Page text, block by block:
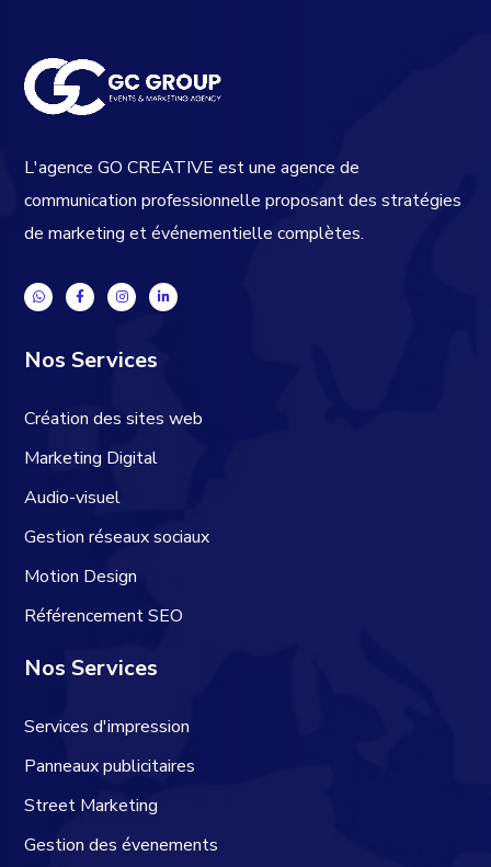
L'agence GO CREATIVE est une agence de
communication professionnelle proposant des stratégies
de marketing et événementielle complètes.
Nos Services
Création des sites web
Marketing Digital
Audio-visuel
Gestion réseaux sociaux
Motion Design
Référencement SEO
Nos Services
Services d'impression
Panneaux publicitaires
Street Marketing
Gestion des évenements